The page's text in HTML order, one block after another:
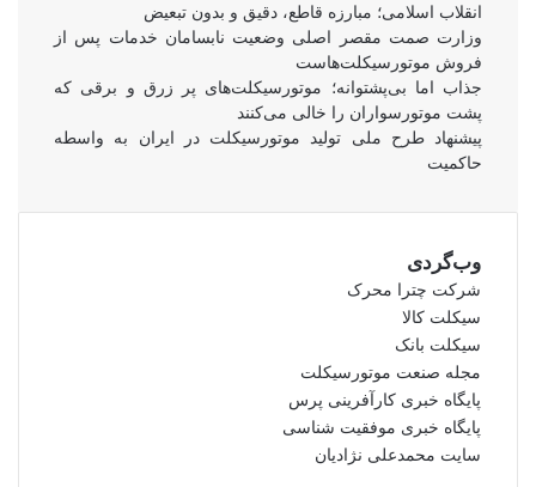
انقلاب اسلامی؛ مبارزه قاطع، دقیق و بدون تبعیض
وزارت صمت مقصر اصلی وضعیت نابسامان خدمات پس از
فروش موتورسیکلت‌هاست
جذاب اما بی‌پشتوانه؛ موتورسیکلت‌های پر زرق‌ و برقی که
پشت موتورسواران را خالی می‌کنند
پیشنهاد طرح ملی تولید موتورسیکلت در ایران به واسطه
حاکمیت
وب‌گردی
شرکت چترا محرک
سیکلت کالا
سیکلت بانک
مجله صنعت موتورسیکلت
پایگاه خبری کارآفرینی پرس
پایگاه خبری موفقیت شناسی
سایت محمدعلی نژادیان